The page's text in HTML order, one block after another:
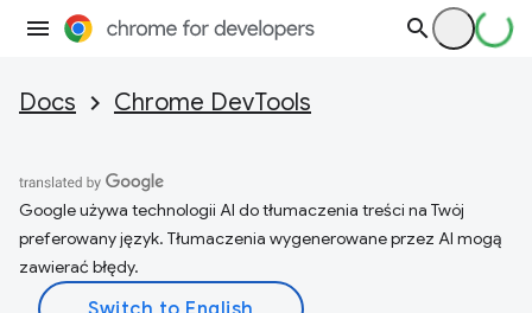
Docs Chrome DevTools
Google używa technologii AI do tłumaczenia treści na Twój
preferowany język. Tłumaczenia wygenerowane przez AI mogą
zawierać błędy.